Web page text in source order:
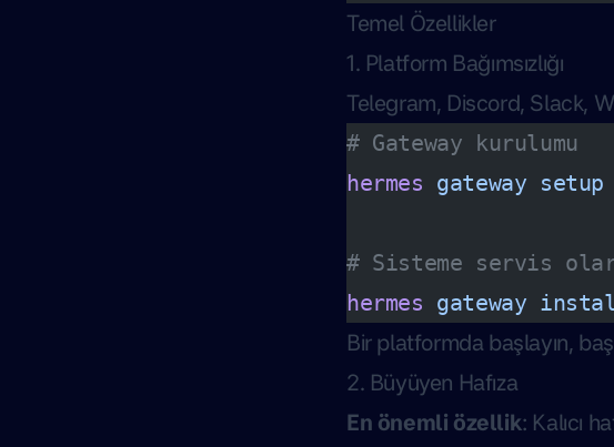
Temel Özellikler
1. Platform Bağımsızlığı
Telegram, Discord, Slack,
# Gateway kurulumu
hermes gateway setup
# Sisteme servis
hermes gateway
Bir platformda başlayın,
2. Büyüyen Hafıza
En önemli özellik: Kalıcı